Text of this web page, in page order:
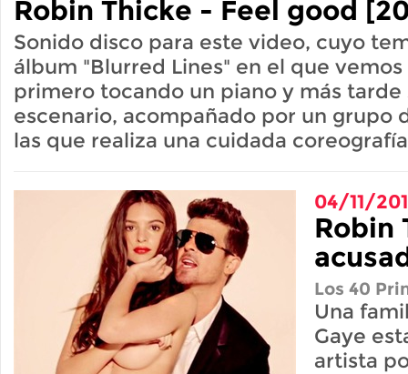
Robin Thicke - Feel good
Sonido disco para este video, cuyo
álbum "Blurred Lines" en el que
primero tocando un piano y más tarde
escenario, acompañado por un grupo
las que realiza una cuidada
04/11/
Robin
Los 40
Una
Gaye
artista